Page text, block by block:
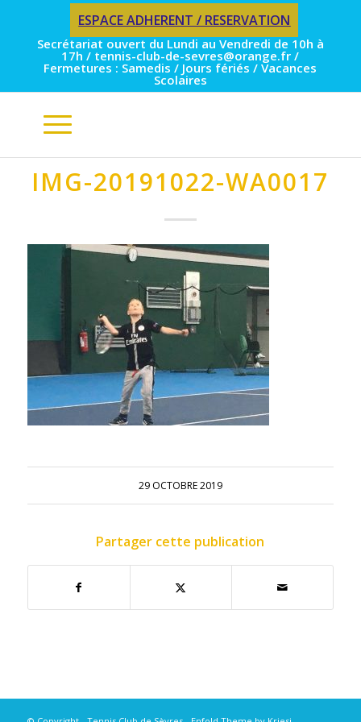
ESPACE ADHERENT / RESERVATION
Secrétariat ouvert du Lundi au Vendredi de 10h à
17h / tennis-club-de-sevres@orange.fr /
Fermetures : Samedis / Jours fériés / Vacances
Scolaires
IMG-20191022-WA0017
29 OCTOBRE 2019
Partager cette publication